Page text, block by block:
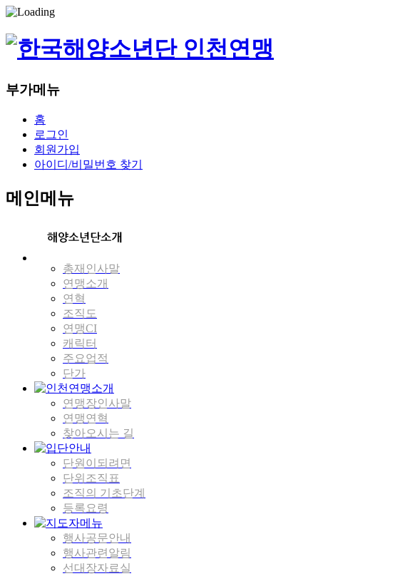
부가메뉴
홈
로그인
회원가입
아이디/비밀번호 찾기
메인메뉴
총재인사말
연맹소개
연혁
조직도
연맹CI
캐릭터
주요업적
단가
연맹장인사말
연맹연혁
찾아오시는 길
단원이되려면
단위조직표
조직의 기초단계
등록요령
행사공문안내
행사관련알림
선대장자료실